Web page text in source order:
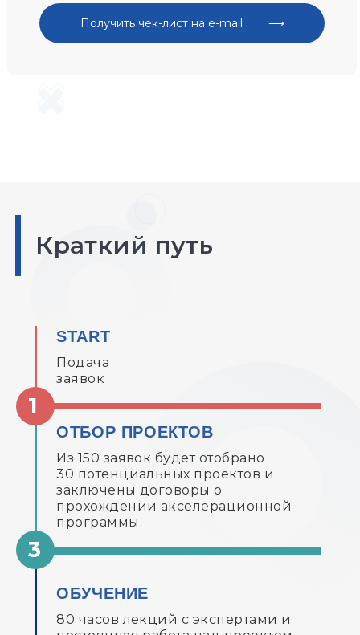
Краткий путь
START
Подача
заявок
ОТБОР ПРОЕКТОВ
Из 150 заявок будет отобрано
30 потенциальных проектов и
заключены договоры о
прохождении акселерационной
программы.
ОБУЧЕНИЕ
80 часов лекций с экспертами и